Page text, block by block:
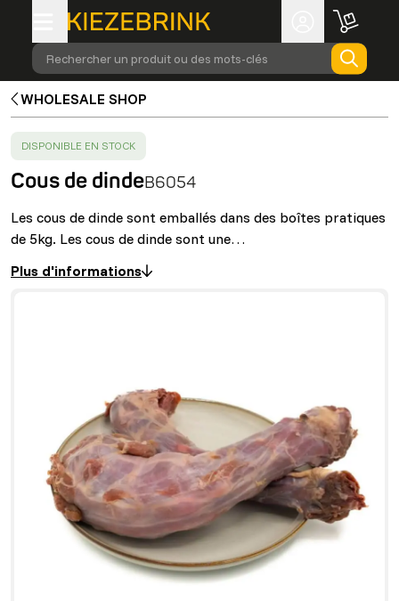
Rechercher un produit ou des mots-clés
WHOLESALE SHOP
SUCCESS:
DISPONIBLE EN STOCK
Cous de dindeB6054
Les cous de dinde sont emballés dans des boîtes pratiques
de 5kg. Les cous de dinde sont une…
Plus d'informations